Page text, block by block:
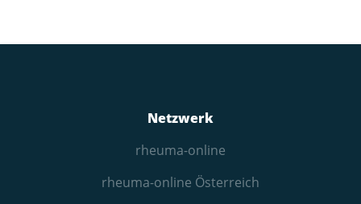
Netzwerk
rheuma-online
rheuma-online Österreich